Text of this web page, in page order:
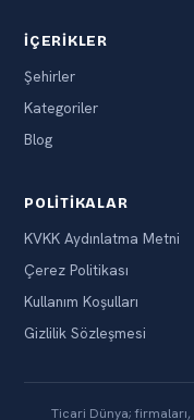
İÇERIKLER
Şehirler
Kategoriler
Blog
POLITIKALAR
KVKK Aydınlatma Metni
Çerez Politikası
Kullanım Koşulları
Gizlilik Sözleşmesi
Ticari Dünya;